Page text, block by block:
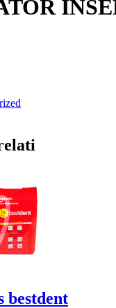
bestdent